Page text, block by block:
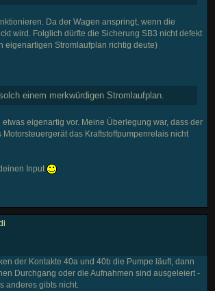
Da der Wagen anspringt, wenn die
wird. Folglich dürfte die Sicherung SB3 nicht defekt
eigenartigen Stromlaufplan richtig deute)
einem merkwürdigen Stromlaufplan.
etwas eigenartig vor. Meine Überlegung war, dass der
Motorsteuergerät das Kraftstoffpumpenrelais nicht
Input
der Kontakte 40a und 40b die Pumpe läuft, dann
Durchgang oder die Aufnahmen sind ausgeleiert -
anderes gibts nicht.